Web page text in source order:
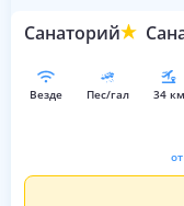
Санаторий
везде пес/гал 34 км
от